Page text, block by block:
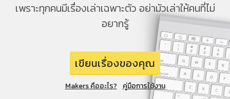
เพราะทุกคนมีเรื่องเล่าเฉพาะตัว อย่ามัวเล่าให้คนที่ไม่
อยากรู้
เขียนเรื่องของคุณ
Makers คืออะไร? คู่มือการใช้งาน